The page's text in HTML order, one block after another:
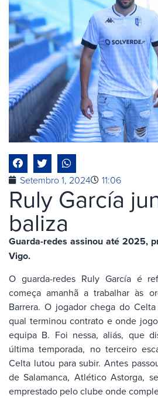
Setembro 1, 2024 11:06
Ruly García
baliza
Guarda-redes assinou até 2025,
Vigo.
O guarda-redes Ruly García é
começa amanhã a trabalhar às
Barrera. O jogador chega do
qual terminou contrato e onde
equipa B. Foi nessa, aliás, que
última temporada, no terceiro
Celta lutou para subir. Antes
de Salamanca, Atlético Astorga,
emprestado pelo clube onde